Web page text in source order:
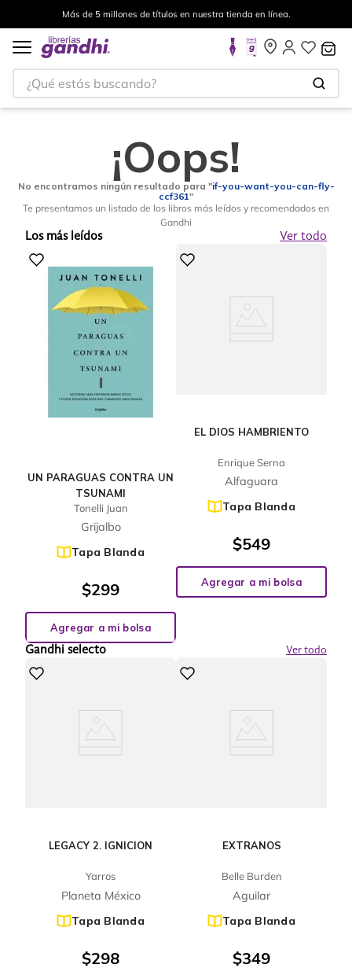
Más de 5 millones de títulos en nuestra tienda en línea.
¿Qué estás buscando?
¡Oops!
No encontramos ningún resultado para "if-you-want-you-can-fly-
ccf361"
Te presentamos un listado de los libros más leídos y recomendados en
Gandhi
Los más leídos Ver todo
UN PARAGUAS CONTRA UN
TSUNAMI
Tonelli Juan
Grijalbo
Tapa Blanda
$299
Agregar a mi bolsa
EL DIOS HAMBRIENTO
Enrique Serna
Alfaguara
Tapa Blanda
$549
Agregar a mi bolsa
Gandhi selecto Ver todo
LEGACY 2. IGNICION
Yarros
Planeta México
Tapa Blanda
$298
EXTRANOS
Belle Burden
Aguilar
Tapa Blanda
$349